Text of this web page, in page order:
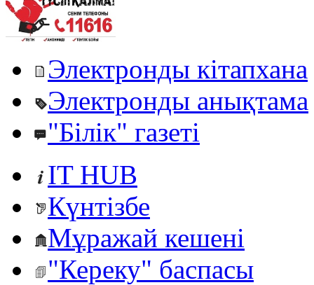
Электронды кітапхана
Электронды анықтама
"Білік" газеті
IT HUB
Күнтізбе
Мұражай кешені
"Кереку" баспасы